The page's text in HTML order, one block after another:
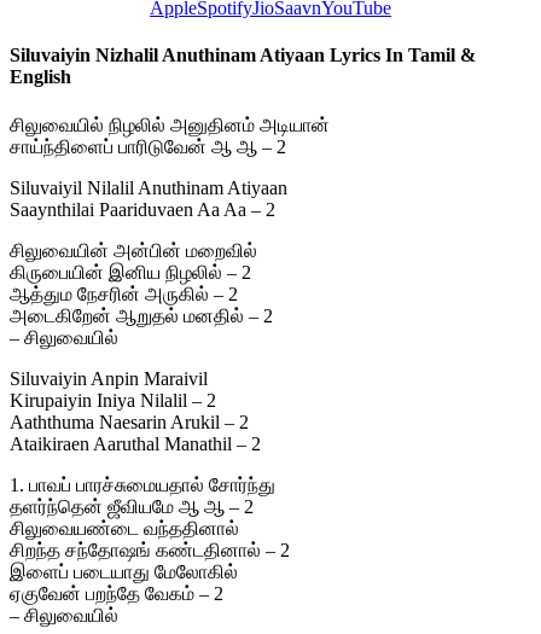
AppleSpotifyJioSaavnYouTube
Siluvaiyin Nizhalil Anuthinam Atiyaan Lyrics In Tamil &
English
சிலுவையில் நிழலில் அனுதினம் அடியான்
சாய்ந்திளைப் பாரிடுவேன் ஆ ஆ – 2
Siluvaiyil Nilalil Anuthinam Atiyaan
Saaynthilai Paariduvaen Aa Aa – 2
சிலுவையின் அன்பின் மறைவில்
கிருபையின் இனிய நிழலில் – 2
ஆத்தும நேசரின் அருகில் – 2
அடைகிறேன் ஆறுதல் மனதில் – 2
– சிலுவையில்
Siluvaiyin Anpin Maraivil
Kirupaiyin Iniya Nilalil – 2
Aaththuma Naesarin Arukil – 2
Ataikiraen Aaruthal Manathil – 2
1. பாவப் பாரச்சுமையதால் சோர்ந்து
தளர்ந்தென் ஜீவியமே ஆ ஆ – 2
சிலுவையண்டை வந்ததினால்
சிறந்த சந்தோஷங் கண்டதினால் – 2
இளைப் படையாது மேலோகில்
ஏகுவேன் பறந்தே வேகம் – 2
– சிலுவையில்